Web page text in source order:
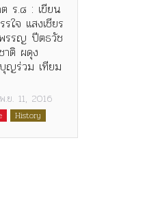
ร.๘ : เขียน
ใจ แสงเชียร
รรญ ปีตธวัช
าติ ผดุง
ญร่วม เทียม
พ.ย. 11, 2016
History